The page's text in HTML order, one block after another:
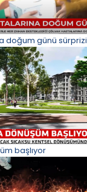
doğum günü sürprizi
başlıyor